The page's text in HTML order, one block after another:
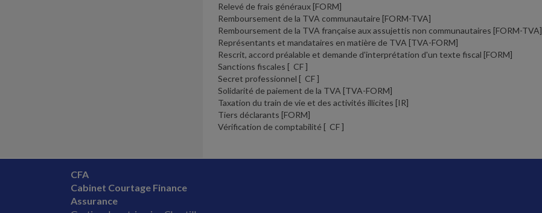
Relevé de frais généraux [FORM]
Remboursement de la TVA communautaire [FORM-TVA]
Remboursement de la TVA française aux assujettis non communautaires [FORM-TVA]
Représentants et mandataires en matière de TVA [TVA-FORM]
Rescrit, accord préalable et demande d'interprétation d'un texte fiscal [FORM]
Sanctions fiscales [ CF ]
Secret professionnel [ CF ]
Solidarité de paiement de la TVA [TVA-FORM]
Taxation du train de vie et des activités illicites [IR]
Tiers déclarants [FORM]
Vérification de comptabilité [ CF ]
CFA
Cabinet Courtage Finance
Assurance